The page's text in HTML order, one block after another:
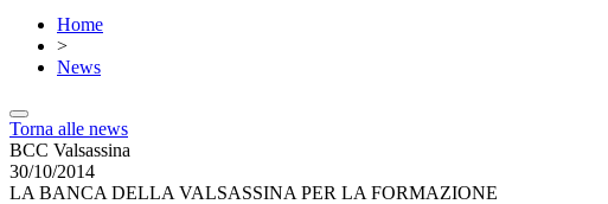
Home
>
News
Torna alle news
BCC Valsassina
30/10/2014
LA BANCA DELLA VALSASSINA PER LA FORMAZIONE